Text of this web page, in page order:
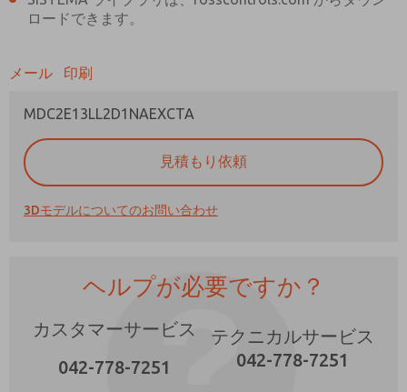
ロードできます。
メール 印刷
MDC2E13LL2D1NAEXCTA
見積もり依頼
3Dモデルについてのお問い合わせ
ヘルプが必要ですか？
カスタマーサービス
042-778-7251
テクニカルサービス
042-778-7251
機能、製品性能などに関する最新情報を定期的
提供したデータが電子的に収集および保存され
ることに同意します。私のデータは、私の要求
を処理して回答するために厳密に指定された場
合にのみ使用されます。お問い合わせフォーム
を送信することにより、処理に同意します。
×